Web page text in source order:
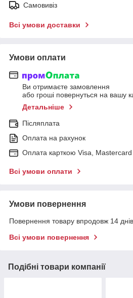
Самовивіз
Всі умови доставки
Умови оплати
Ви отримаєте замовлення
або гроші повернуться на вашу
Детальніше
Післяплата
Оплата на рахунок
Оплата карткою Visa,
Всі умови оплати
Умови повернення
Повернення товару впродовж 14
Всі умови повернення
Подібні товари компанії